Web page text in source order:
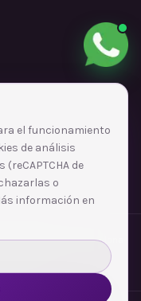
·Terrassa·Badalona
el funcionamiento
de análisis
de
o
información en